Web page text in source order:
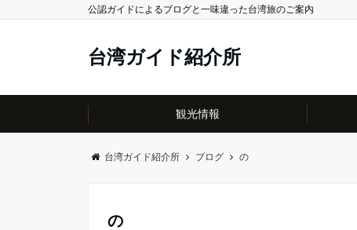
公認ガイドによるブログと一味違った台湾旅のご案内
台湾ガイド紹介所
観光情報
台湾ガイド紹介所 ブログ の
の